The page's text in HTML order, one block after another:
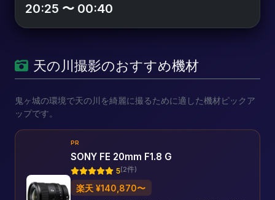
20:25 〜 00:40
天の川撮影のおすすめ機材
鬼ヶ城の環境で天の川を綺麗に撮るために適した機材ピックア
ップです。
PR
SONY FE 20mm F1.8 G
5(2件)
楽天 ¥140,870〜